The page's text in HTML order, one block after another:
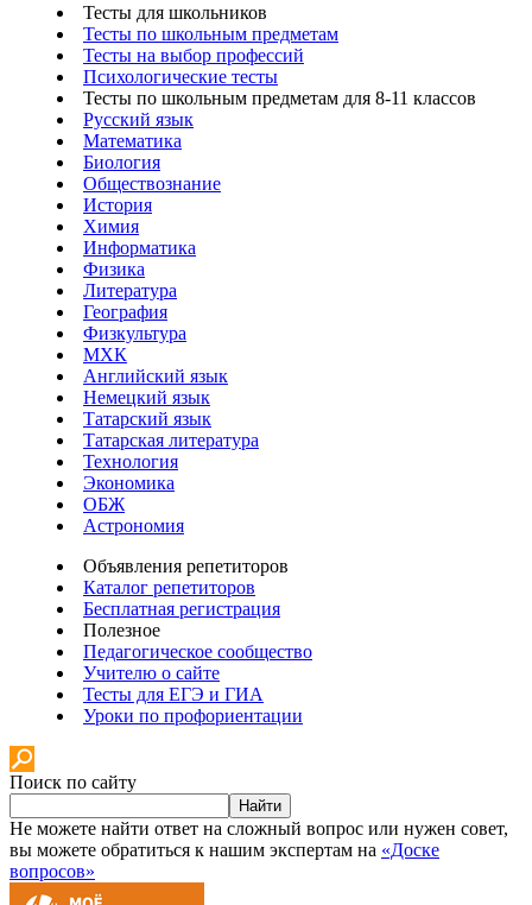
Тесты для школьников
Тесты по школьным предметам
Тесты на выбор профессий
Психологические тесты
Тесты по школьным предметам для 8-11 классов
Русский язык
Математика
Биология
Обществознание
История
Химия
Информатика
Физика
Литература
География
Физкультура
МХК
Английский язык
Немецкий язык
Татарский язык
Татарская литература
Технология
Экономика
ОБЖ
Астрономия
Объявления репетиторов
Каталог репетиторов
Бесплатная регистрация
Полезное
Педагогическое сообщество
Учителю о сайте
Тесты для ЕГЭ и ГИА
Уроки по профориентации
Поиск по сайту
Найти
Не можете найти ответ на сложный вопрос или нужен совет,
вы можете обратиться к нашим экспертам на «Доске
вопросов»